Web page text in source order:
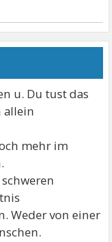
u. Du tust das
allein
mehr im
Weder von einer